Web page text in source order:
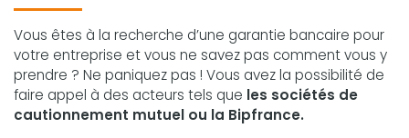
Vous êtes à la recherche d’une garantie bancaire pour
votre entreprise et vous ne savez pas comment vous y
prendre ? Ne paniquez pas ! Vous avez la possibilité de
faire appel à des acteurs tels que les sociétés de
cautionnement mutuel ou la Bipfrance.